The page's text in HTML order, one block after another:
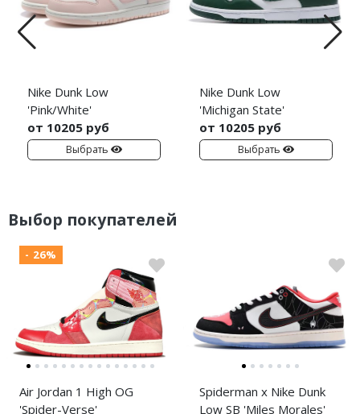
Nike Dunk Low
'Pink/White'
от 10205 руб
Выбрать
Nike Dunk Low
'Michigan State'
от 10205 руб
Выбрать
Выбор покупателей
- 26%
Air Jordan 1 High OG
'Spider-Verse'
Spiderman x Nike Dunk
Low SB 'Miles Morales'